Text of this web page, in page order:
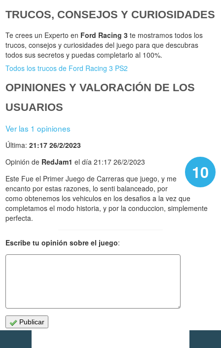
TRUCOS, CONSEJOS Y CURIOSIDADES
Te crees un Experto en Ford Racing 3 te mostramos todos los
trucos, consejos y curiosidades del juego para que descubras
todos sus secretos y puedas completarlo al 100%.
Todos los trucos de Ford Racing 3 PS2
OPINIONES Y VALORACIÓN DE LOS
USUARIOS
Ver las 1 opiniones
Última:21:17 26/2/2023
10
Opinión de RedJam1 el día 21:17 26/2/2023
Este Fue el Primer Juego de Carreras que juego, y me
encanto por estas razones, lo senti balanceado, por
como obtenemos los vehiculos en los desafios a la vez que
completamos el modo historia, y por la conduccion, simplemente
perfecta.
Escribe tu opinión sobre el juego:
Publicar